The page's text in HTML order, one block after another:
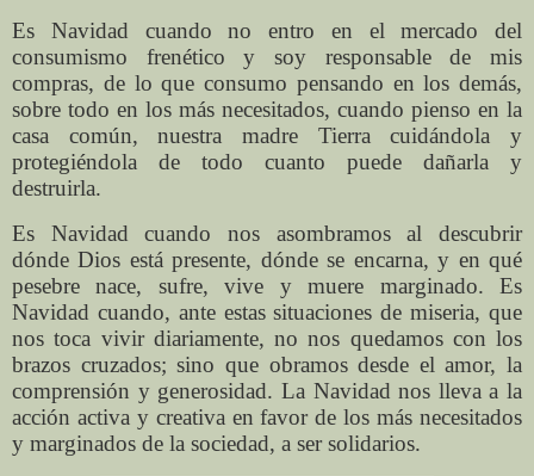
Es Navidad cuando no entro en el mercado del
consumismo frenético y soy responsable de mis
compras, de lo que consumo pensando en los demás,
sobre todo en los más necesitados, cuando pienso en la
casa común, nuestra madre Tierra cuidándola y
protegiéndola de todo cuanto puede dañarla y
destruirla.
Es Navidad cuando nos asombramos al descubrir
dónde Dios está presente, dónde se encarna, y en qué
pesebre nace, sufre, vive y muere marginado. Es
Navidad cuando, ante estas situaciones de miseria, que
nos toca vivir diariamente, no nos quedamos con los
brazos cruzados; sino que obramos desde el amor, la
comprensión y generosidad. La Navidad nos lleva a la
acción activa y creativa en favor de los más necesitados
y marginados de la sociedad, a ser solidarios.